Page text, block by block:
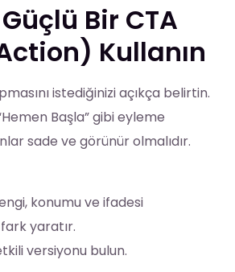
Bir CTA
Kullanın
istediğinizi açıkça belirtin.
“Hemen Başla” gibi eyleme
sade ve görünür olmalıdır.
konumu ve ifadesi
yaratır.
versiyonu bulun.